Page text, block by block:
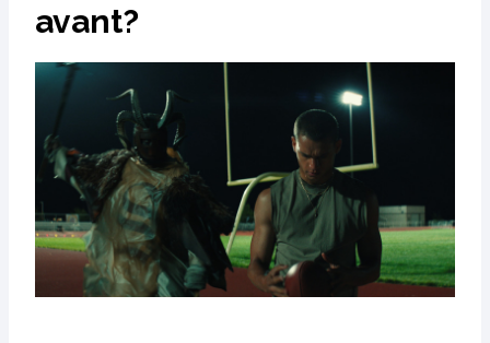
avant?